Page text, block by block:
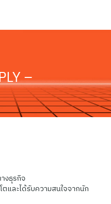
–
งธุรกิจ
และได้รับความสนใจจากนัก